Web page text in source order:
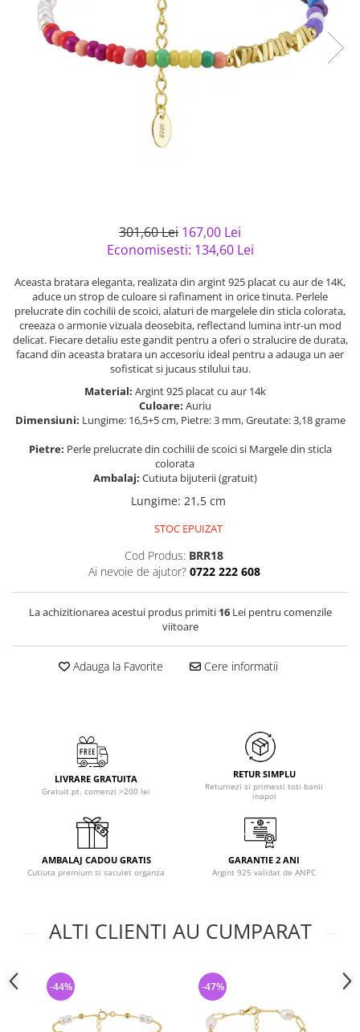
semipretioase
Bijuterii argint placat cu aur
Bijuterii argint cu diverse
Bijuterii de Lux
Bijuterii gotice si rock
301,60 Lei 167,00 Lei
Economisesti: 134,60 Lei
Aceasta bratara eleganta, realizata din argint 925 placat cu aur de 14K,
aduce un strop de culoare si rafinament in orice tinuta. Perlele
prelucrate din cochilii de scoici, alaturi de margelele din sticla colorata,
creeaza o armonie vizuala deosebita, reflectand lumina intr-un mod
delicat. Fiecare detaliu este gandit pentru a oferi o stralucire de durata,
facand din aceasta bratara un accesoriu ideal pentru a adauga un aer
sofisticat si jucaus stilului tau.
Material: Argint 925 placat cu aur 14k
Culoare: Auriu
Dimensiuni: Lungime: 16,5+5 cm, Pietre: 3 mm, Greutate: 3,18 grame
Pietre: Perle prelucrate din cochilii de scoici si Margele din sticla
colorata
Ambalaj: Cutiuta bijuterii (gratuit)
Lungime: 21,5 cm
STOC EPUIZAT
Cod Produs: BRR18
Ai nevoie de ajutor? 0722 222 608
La achizitionarea acestui produs primiti 16Lei pentru comenzile
viitoare
Adauga la Favorite Cere informatii
LIVRARE GRATUITA
Gratuit pt. comenzi >200 lei
RETUR SIMPLU
Returnezi si primesti toti banii
inapoi
AMBALAJ CADOU GRATIS
Cutiuta premium si saculet organza
GARANTIE 2 ANI
Argint 925 validat de ANPC
ALTI CLIENTI AU CUMPARAT
-44% -47%